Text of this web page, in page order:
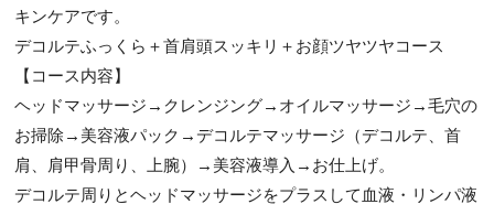
キンケアです。
デコルテふっくら＋首肩頭スッキリ＋お顔ツヤツヤコース
【コース内容】
ヘッドマッサージ→クレンジング→オイルマッサージ→毛穴の
お掃除→美容液パック→デコルテマッサージ（デコルテ、首
肩、肩甲骨周り、上腕）→美容液導入→お仕上げ。
デコルテ周りとヘッドマッサージをプラスして血液・リンパ液